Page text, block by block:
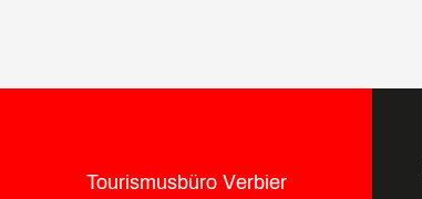
Tourismusbüro Verbier